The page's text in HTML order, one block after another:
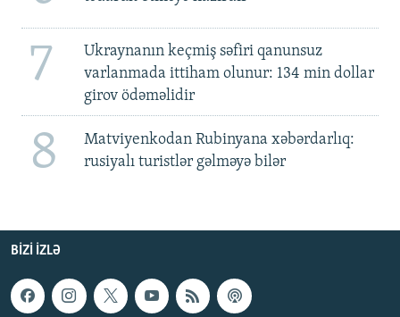
7
Ukraynanın keçmiş səfiri qanunsuz
varlanmada ittiham olunur: 134 min dollar
girov ödəməlidir
8
Matviyenkodan Rubinyana xəbərdarlıq:
rusiyalı turistlər gəlməyə bilər
BIZI IZLƏ